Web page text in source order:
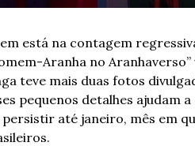
está na contagem
Aranha no
teve mais duas fotos
pequenos detalhes ajudam
persistir até janeiro, mês em